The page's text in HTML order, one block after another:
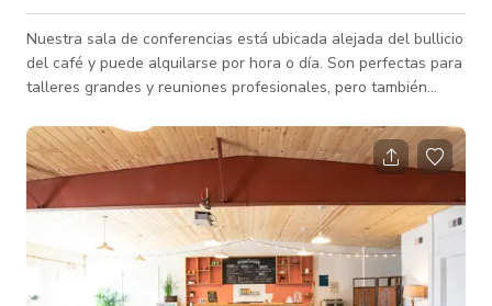
Nuestra sala de conferencias está ubicada alejada del bullicio
del café y puede alquilarse por hora o día. Son perfectas para
talleres grandes y reuniones profesionales, pero también
de trabajo en solitario.